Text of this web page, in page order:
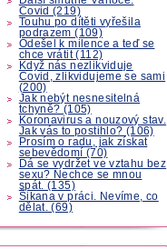
Covid (219)
Touhu po dítěti vyřešila
podrazem (109)
Odešel k milence a teď se
chce vrátit (112)
Když nás nezlikviduje
Covid, zlikvidujeme se sami
(200)
Jak nebýt nesnesitelná
tchyně? (105)
Koronavirus a nouzový stav.
Jak vás to postihlo? (106)
Prosím o radu, jak získat
sebevědomí (70)
Dá se vydržet ve vztahu bez
sexu? Nechce se mnou
spát. (135)
Šikana v práci. Nevíme, co
dělat. (69)